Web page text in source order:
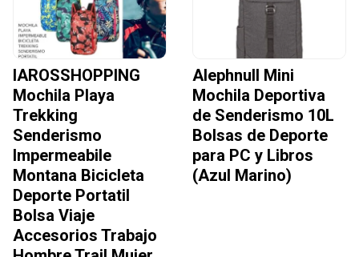
IAROSSHOPPING
Mochila Playa
Trekking
Senderismo
Impermeabile
Montana Bicicleta
Deporte Portatil
Bolsa Viaje
Accesorios Trabajo
Alephnull Mini
Mochila Deportiva
de Senderismo 10L
Bolsas de Deporte
para PC y Libros
(Azul Marino)